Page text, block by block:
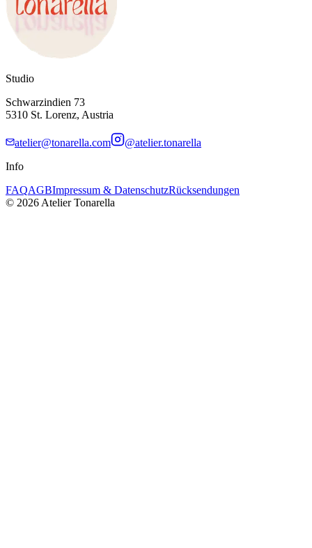
Studio
Schwarzindien 73
5310 St. Lorenz, Austria
atelier@tonarella.com
@atelier.tonarella
Info
FAQAGBImpressum & DatenschutzRücksendungen
© 2026 Atelier Tonarella